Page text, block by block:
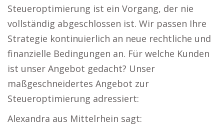
Steueroptimierung ist ein Vorgang, der nie
vollständig abgeschlossen ist. Wir passen Ihre
Strategie kontinuierlich an neue rechtliche und
finanzielle Bedingungen an. Für welche Kunden
ist unser Angebot gedacht? Unser
maßgeschneidertes Angebot zur
Steueroptimierung adressiert:
Alexandra aus Mittelrhein sagt: